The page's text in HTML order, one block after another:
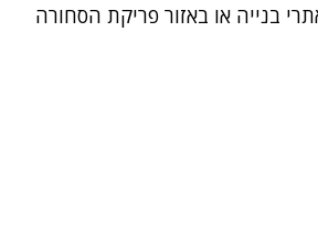
בנייה או באזור פריקת הסחורה